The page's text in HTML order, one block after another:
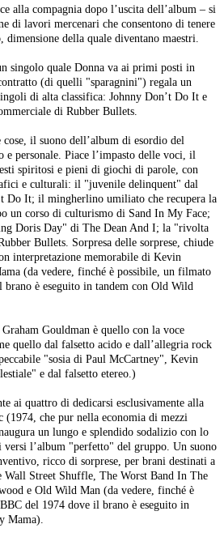
alla compagnia dopo l’uscita dell’album – si
di lavori mercenari che consentono di tenere
della quale diventano maestri.
singolo quale Donna va ai primi posti in
(di quelli "sparagnini") regala un
di alta classifica: Johnny Don’t Do It e
di Rubber Bullets.
il suono dell’album di esordio del
e personale. Piace l’impasto delle voci, il
spiritosi e pieni di giochi di parole, con
e culturali: il "juvenile delinquent" dal
Do It; il mingherlino umiliato che recupera la
un corso di culturismo di Sand In My Face;
Doris Day" di The Dean And I; la "rivolta
Bullets. Sorpresa delle sorprese, chiude
interpretazione memorabile di Kevin
(da vedere, finché è possibile, un filmato
è eseguito in tandem con Old Wild
Gouldman è quello con la voce
quello dal falsetto acido e dall’allegria rock
"sosia di Paul McCartney", Kevin
e dal falsetto etereo.)
ai quattro di dedicarsi esclusivamente alla
(1974, che pur nella economia di mezzi
un lungo e splendido sodalizio con lo
l’album "perfetto" del gruppo. Un suono
ricco di sorprese, per brani destinati a
Wall Street Shuffle, The Worst Band In The
e Old Wild Man (da vedere, finché è
del 1974 dove il brano è eseguito in
Mama).